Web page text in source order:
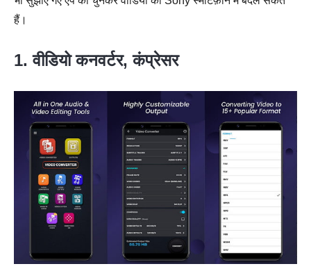
हैं।
1. वीडियो कनवर्टर, कंप्रेसर